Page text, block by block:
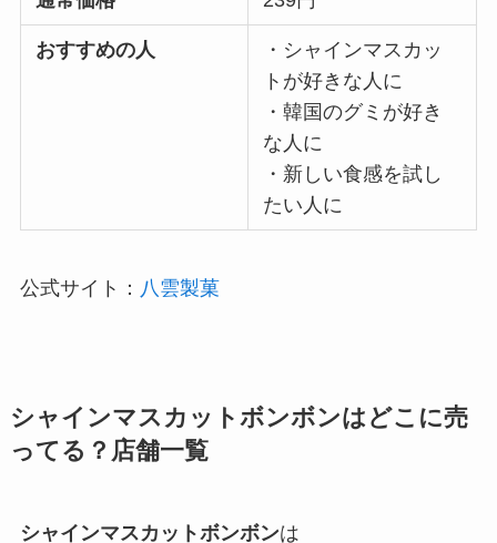
おすすめの人
・シャインマスカッ
トが好きな人に
・韓国のグミが好き
な人に
・新しい食感を試し
たい人に
公式サイト： 八雲製菓
シャインマスカットボンボンはどこに売
ってる？店舗一覧
シャインマスカットボンボンは